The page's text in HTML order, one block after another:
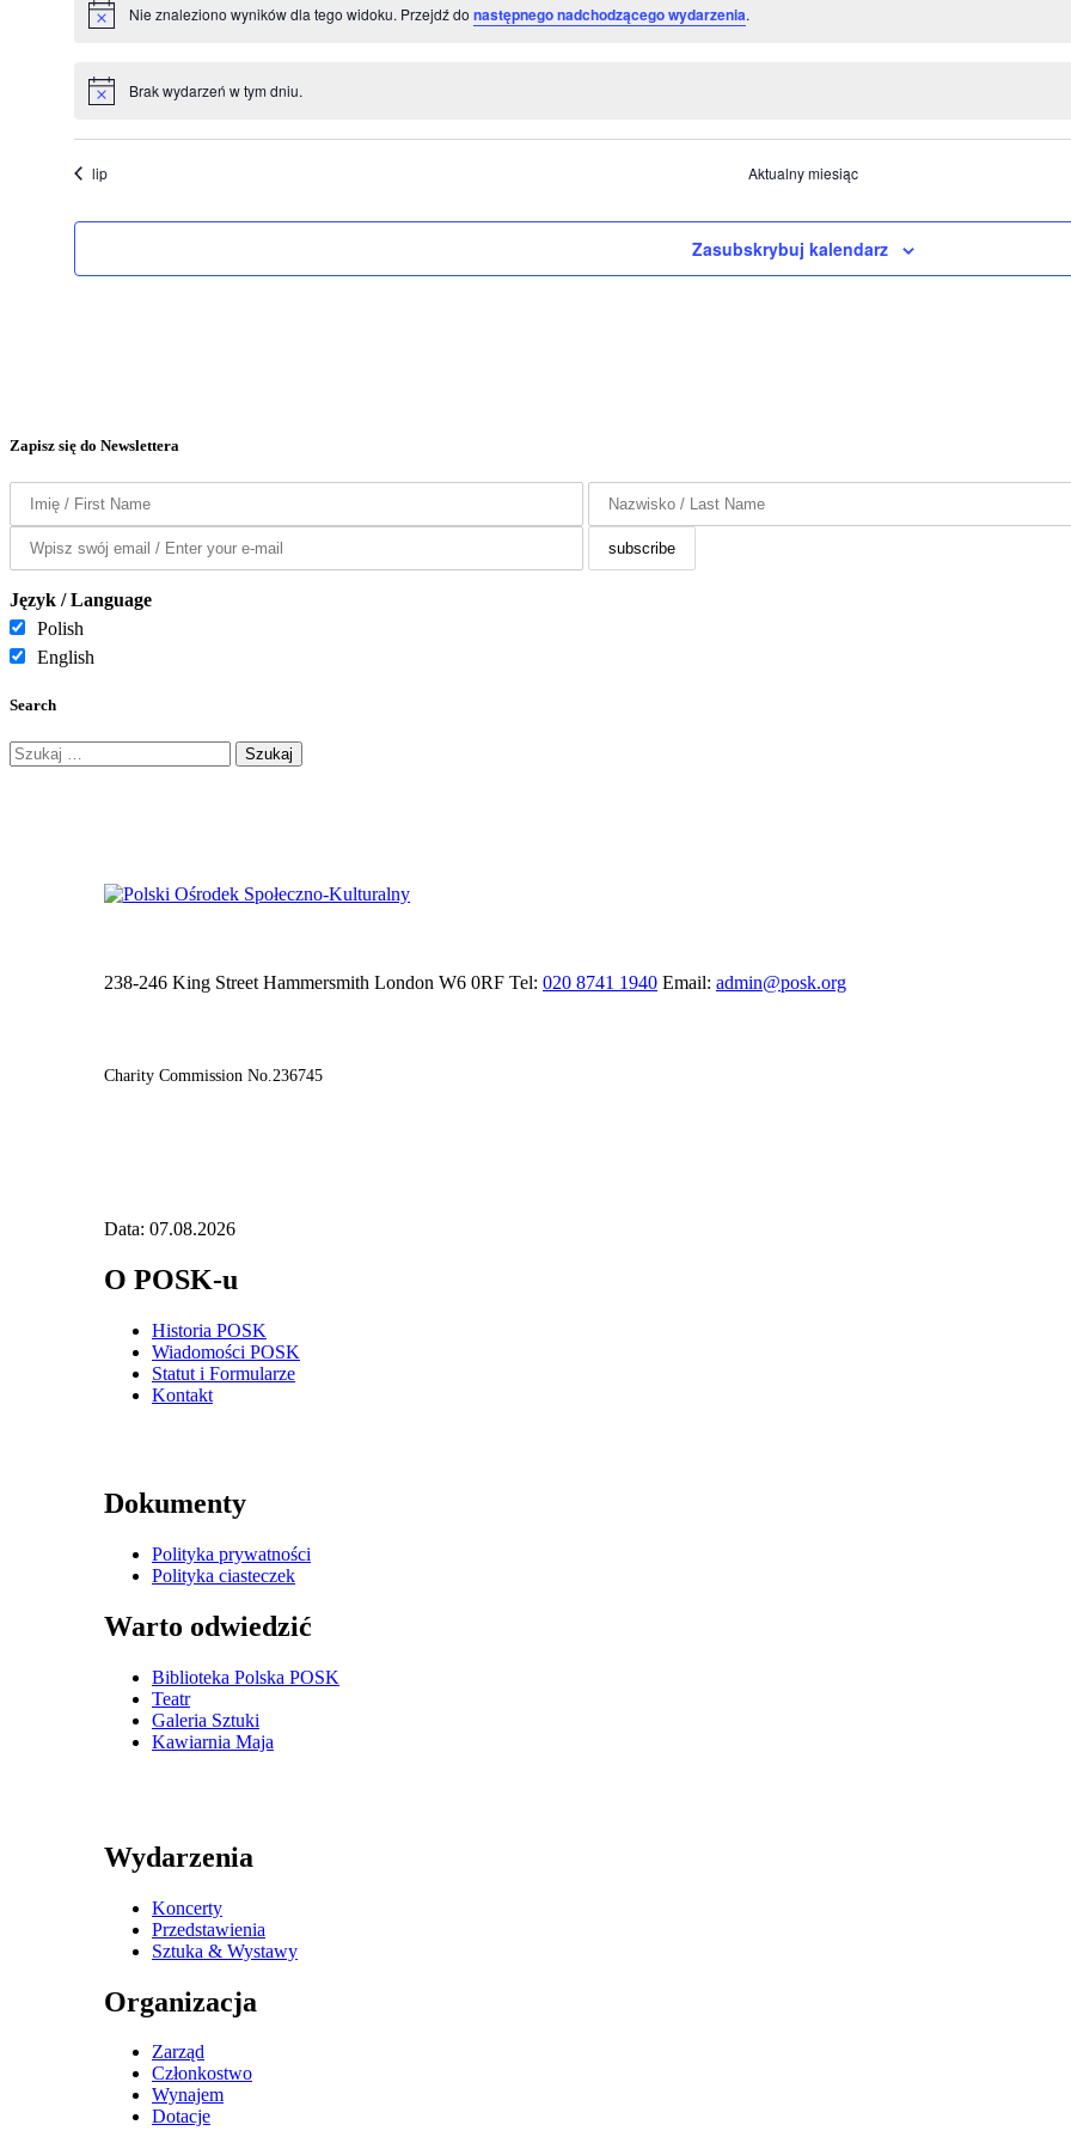
Powiadomienie
Nie znaleziono wyników dla tego widoku. Przejdź do następnego nadchodzącego wydarzenia.
Powiadomienie
Brak wydarzeń w tym dniu.
lip Aktualny miesiąc
Zasubskrybuj kalendarz
Zapisz się do Newslettera
Język / Language
Polish
English
Search
Szukaj:
238-246 King Street Hammersmith London W6 0RF Tel: 020 8741 1940 Email: admin@posk.org
Charity Commission No.236745
Data: 07.08.2026
O POSK-u
Historia POSK
Wiadomości POSK
Statut i Formularze
Kontakt
Dokumenty
Polityka prywatności
Polityka ciasteczek
Warto odwiedzić
Biblioteka Polska POSK
Teatr
Galeria Sztuki
Kawiarnia Maja
Wydarzenia
Koncerty
Przedstawienia
Sztuka & Wystawy
Organizacja
Zarząd
Członkostwo
Wynajem
Dotacje